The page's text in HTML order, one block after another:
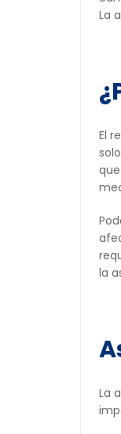
La
El
la
La